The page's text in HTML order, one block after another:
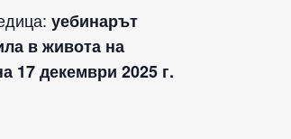
уебинарът
в живота на
17 декември 2025 г.